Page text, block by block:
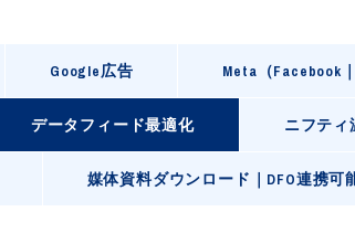
Google広告 Meta（Facebook
データフィード最適化 ニフテ
媒体資料ダウンロード｜DFO連携可